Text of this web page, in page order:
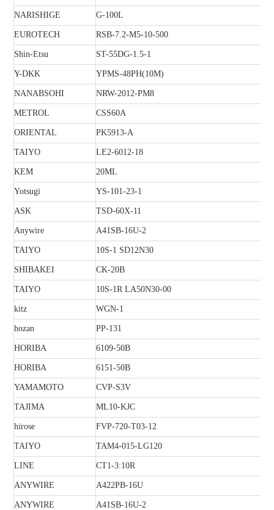
NARISHIGE G-100L
EUROTECH RSB-7.2-M5-10-500
Shin-Etsu ST-55DG-1.5-1
Y-DKK YPMS-48PH(10M)
NANABSOHI NRW-2012-PM8
METROL CSS60A
ORIENTAL PK5913-A
TAIYO LE2-6012-18
KEM 20ML
Yotsugi YS-101-23-1
ASK TSD-60X-11
Anywire A41SB-16U-2
TAIYO 10S-1 SD12N30
SHIBAKEI CK-20B
TAIYO 10S-1R LA50N30-00
kitz WGN-1
hozan PP-131
HORIBA 6109-50B
HORIBA 6151-50B
YAMAMOTO CVP-S3V
TAJIMA ML10-KJC
hirose FVP-720-T03-12
TAIYO TAM4-015-LG120
LINE CT1-3:10R
ANYWIRE A422PB-16U
ANYWIRE A41SB-16U-2